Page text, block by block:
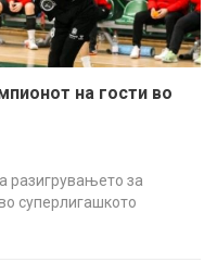
на гости во
разигрувањето за
суперлигашкото